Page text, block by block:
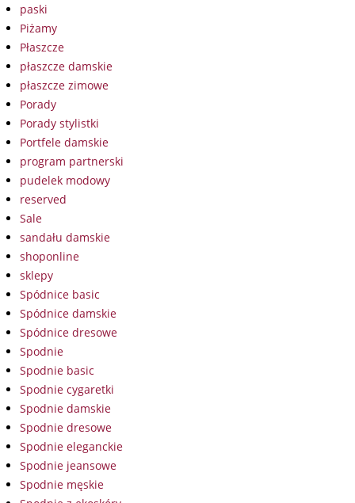
paski
Piżamy
Płaszcze
płaszcze damskie
płaszcze zimowe
Porady
Porady stylistki
Portfele damskie
program partnerski
pudelek modowy
reserved
Sale
sandału damskie
shoponline
sklepy
Spódnice basic
Spódnice damskie
Spódnice dresowe
Spodnie
Spodnie basic
Spodnie cygaretki
Spodnie damskie
Spodnie dresowe
Spodnie eleganckie
Spodnie jeansowe
Spodnie męskie